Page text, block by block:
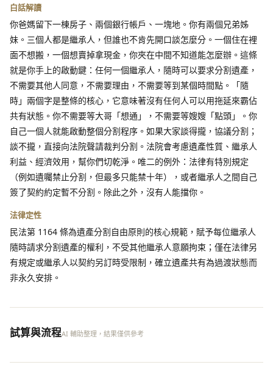
白話解讀
你爸媽留下一棟房子、兩個銀行帳戶、一塊地。你有兩個兄弟姊
妹。三個人都是繼承人，但誰也不肯先開口談怎麼分。一個住在裡
面不想搬，一個想賣掉拿現金，你夾在中間不知道能怎麼辦。這條
就是你手上的啟動鍵：任何一個繼承人，隨時可以要求分割遺產，
不需要其他人同意，不需要理由，不需要等到某個時間點。「隨
時」兩個字是整條的核心，它意味著沒有任何人可以用拖延來霸佔
共有狀態。你不需要等大哥「想通」，不需要等嫂嫂「點頭」。你
自己一個人就能啟動整個分割程序。如果大家談得攏，協議分割；
談不攏，直接向法院聲請裁判分割。法院會考慮遺產性質、繼承人
利益、經濟效用，幫你們切乾淨。唯二的例外：法律有特別規定
（例如遺囑禁止分割，但最多只能禁十年），或者繼承人之間自己
簽了契約約定暫不分割。除此之外，沒有人能擋你。
法律定性
民法第 1164 條為遺產分割自由原則的核心規範，賦予每位繼承人
隨時請求分割遺產的權利，不受其他繼承人意願拘束；僅在法律另
有規定或繼承人以契約另訂時受限制，確立遺產共有為過渡狀態而
非永久安排。
試算與流程AI 輔助整理，結果僅供參考